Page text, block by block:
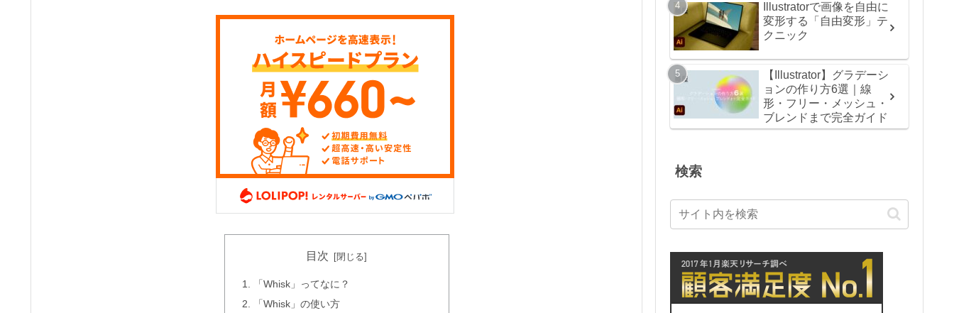
目次
「Whisk」ってなに？
「Whisk」の使い方
Illustratorで画像を自由に
変形する「自由変形」テ
クニック
【Illustrator】グラデーシ
ョンの作り方6選｜線
形・フリー・メッシュ・
ブレンドまで完全ガイド
検索